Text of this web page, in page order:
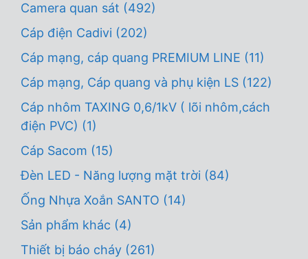
Camera quan sát (492)
Cáp điện Cadivi (202)
Cáp mạng, cáp quang PREMIUM LINE (11)
Cáp mạng, Cáp quang và phụ kiện LS (122)
Cáp nhôm TAXING 0,6/1kV ( lõi nhôm,cách
điện PVC) (1)
Cáp Sacom (15)
Đèn LED - Năng lượng mặt trời (84)
Ống Nhựa Xoắn SANTO (14)
Sản phẩm khác (4)
Thiết bị báo cháy (261)